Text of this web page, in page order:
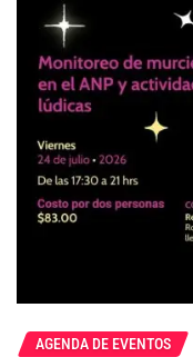
AGENDA DE EVENTOS